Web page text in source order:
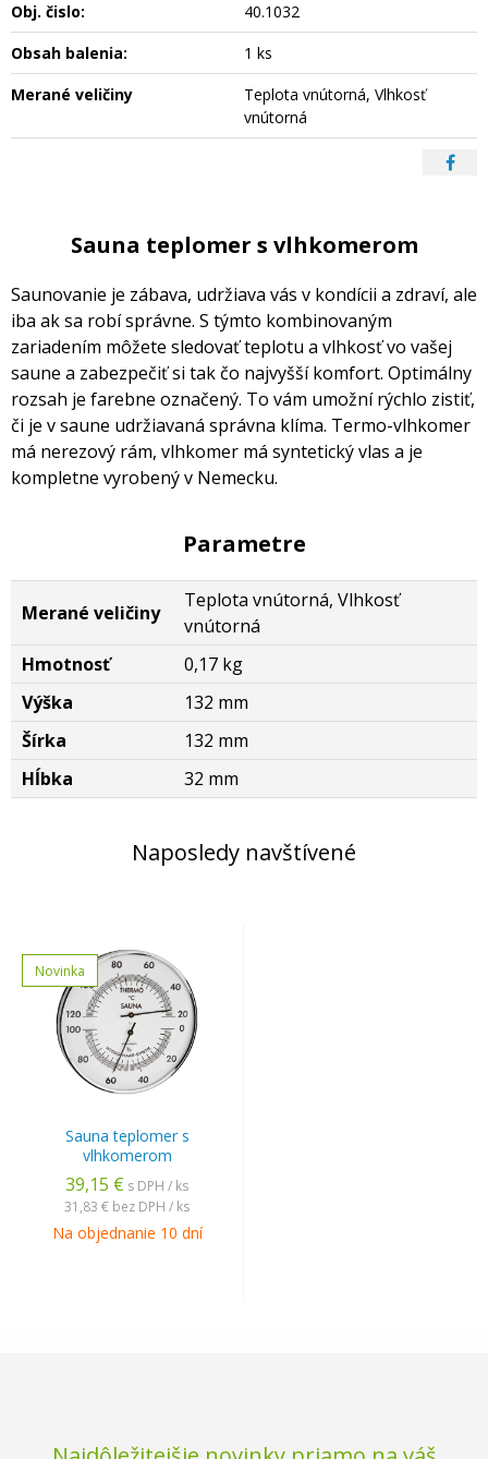
Obj. čislo:
40.1032
Obsah balenia:
1 ks
Merané veličiny
Teplota vnútorná, Vlhkosť
vnútorná
Sauna teplomer s vlhkomerom
Saunovanie je zábava, udržiava vás v kondícii a zdraví, ale
iba ak sa robí správne. S týmto kombinovaným
zariadením môžete sledovať teplotu a vlhkosť vo vašej
saune a zabezpečiť si tak čo najvyšší komfort. Optimálny
rozsah je farebne označený. To vám umožní rýchlo zistiť,
či je v saune udržiavaná správna klíma. Termo-vlhkomer
má nerezový rám, vlhkomer má syntetický vlas a je
kompletne vyrobený v Nemecku.
Parametre
Merané veličiny
Teplota vnútorná, Vlhkosť
vnútorná
Hmotnosť
0,17 kg
Výška
132 mm
Šírka
132 mm
Hĺbka
32 mm
Naposledy navštívené
Novinka
Sauna teplomer s
vlhkomerom
39,15 € s DPH / ks
31,83 € bez DPH / ks
Na objednanie 10 dní